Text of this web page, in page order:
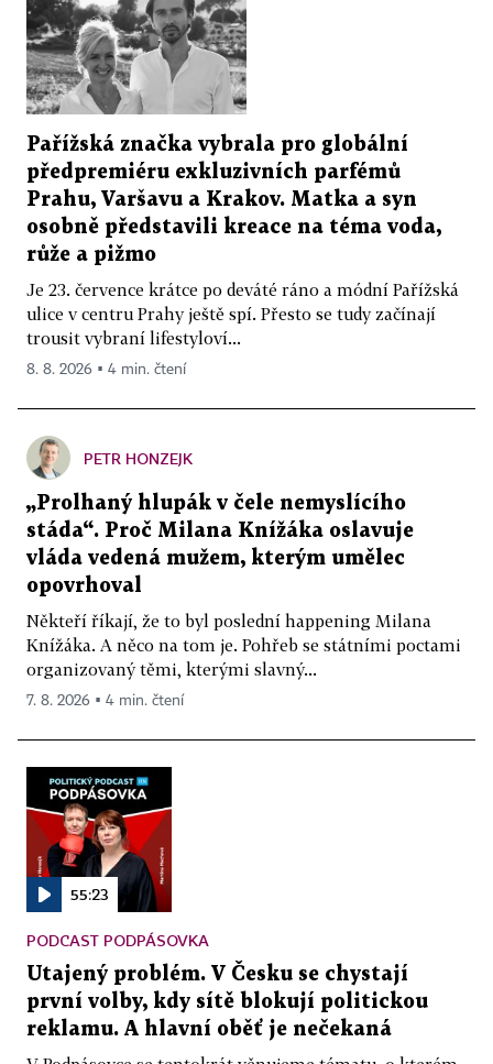
Pařížská značka vybrala pro globální
předpremiéru exkluzivních parfémů
Prahu, Varšavu a Krakov. Matka a syn
osobně představili kreace na téma voda,
růže a pižmo
Je 23. července krátce po deváté ráno a módní Pařížská
ulice v centru Prahy ještě spí. Přesto se tudy začínají
trousit vybraní lifestyloví...
8. 8. 2026 ▪ 4 min. čtení
PETR HONZEJK
„Prolhaný hlupák v čele nemyslícího
stáda“. Proč Milana Knížáka oslavuje
vláda vedená mužem, kterým umělec
opovrhoval
Někteří říkají, že to byl poslední happening Milana
Knížáka. A něco na tom je. Pohřeb se státními poctami
organizovaný těmi, kterými slavný...
7. 8. 2026 ▪ 4 min. čtení
55:23
PODCAST PODPÁSOVKA
Utajený problém. V Česku se chystají
první volby, kdy sítě blokují politickou
reklamu. A hlavní oběť je nečekaná